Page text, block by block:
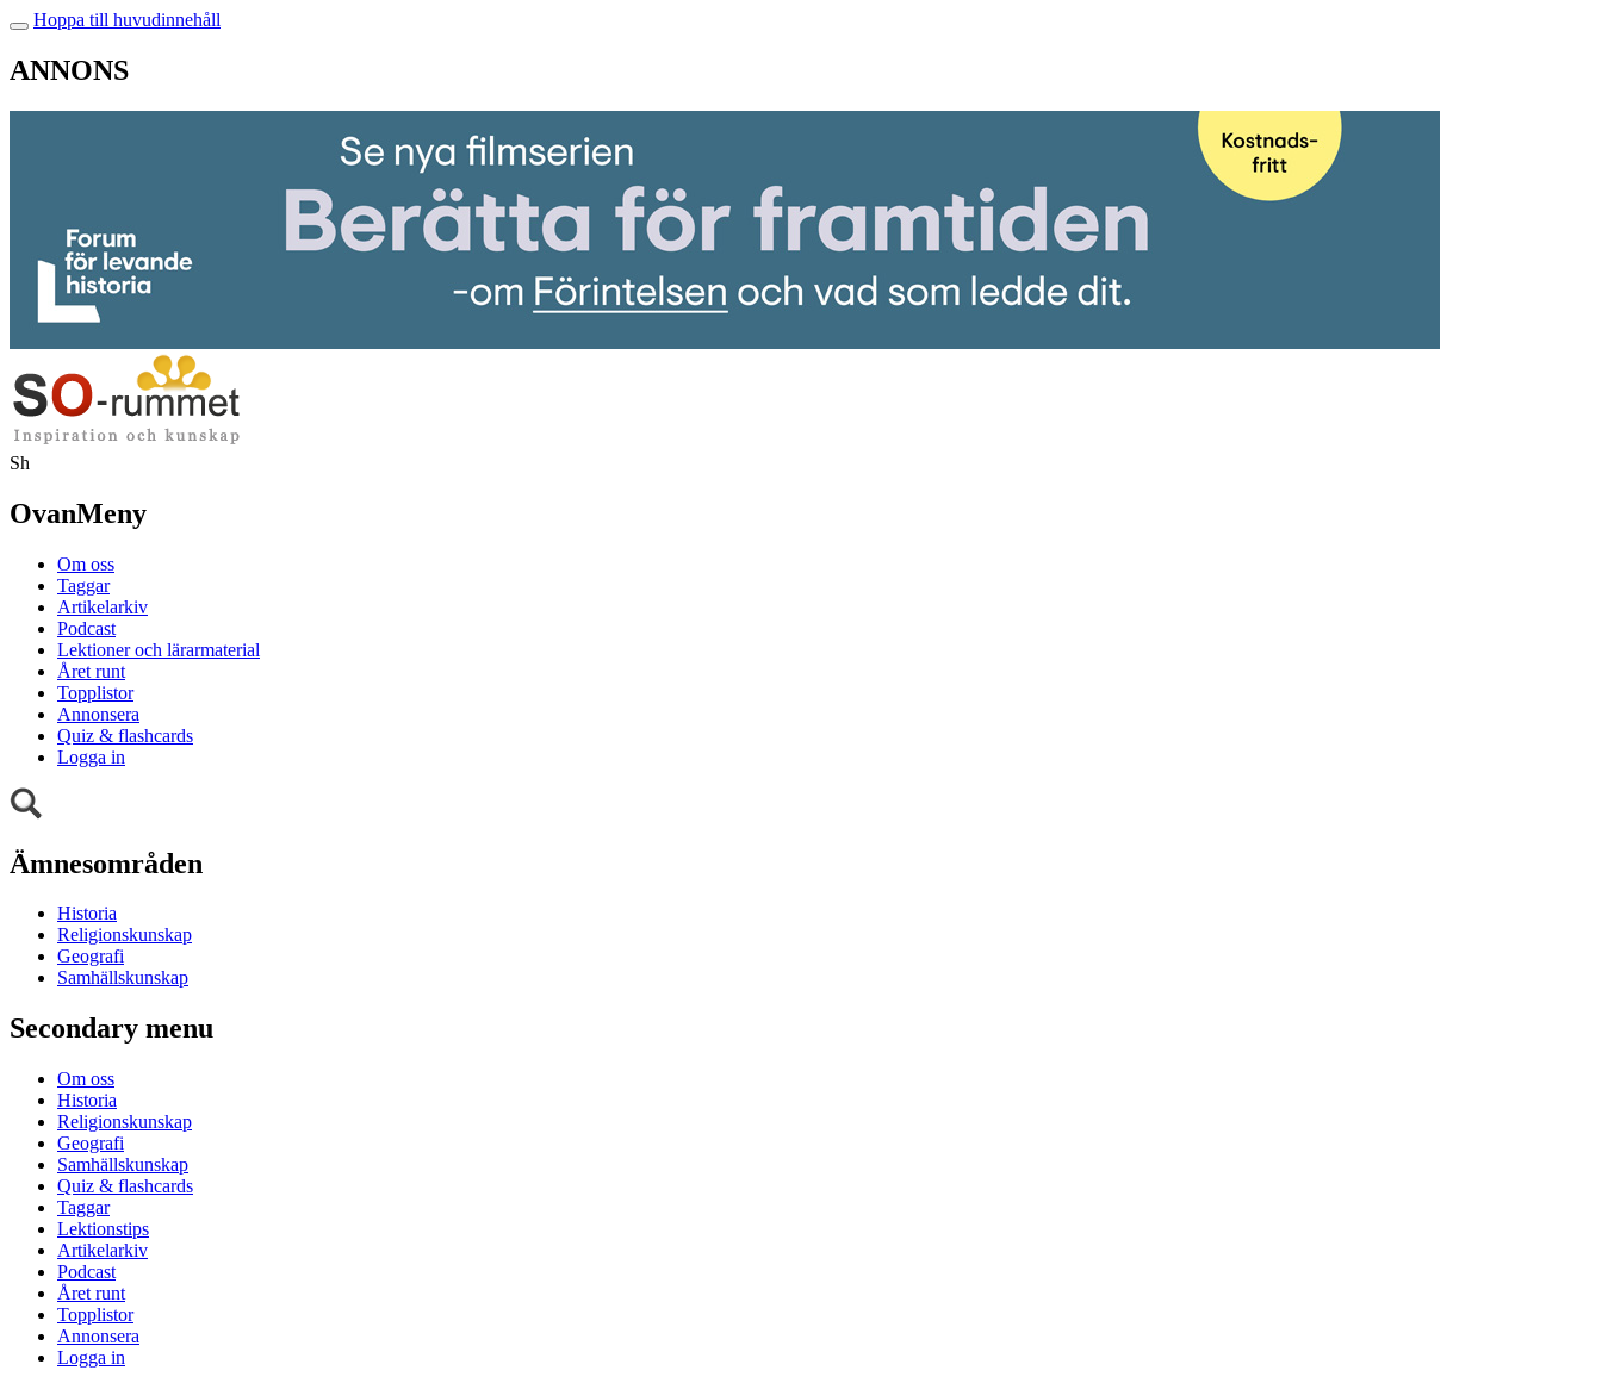
Hoppa till huvudinnehåll
ANNONS
Sh
OvanMeny
Om oss
Taggar
Artikelarkiv
Podcast
Lektioner och lärarmaterial
Året runt
Topplistor
Annonsera
Quiz & flashcards
Logga in
Ämnesområden
Historia
Religionskunskap
Geografi
Samhällskunskap
Secondary menu
Om oss
Historia
Religionskunskap
Geografi
Samhällskunskap
Quiz & flashcards
Taggar
Lektionstips
Artikelarkiv
Podcast
Året runt
Topplistor
Annonsera
Logga in